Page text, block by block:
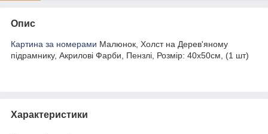
Опис
Картина за номерами Малюнок, Холст на Дерев'яному
підрамнику, Акрилові Фарби, Пензлі, Розмір: 40х50см, (1 шт)
Характеристики